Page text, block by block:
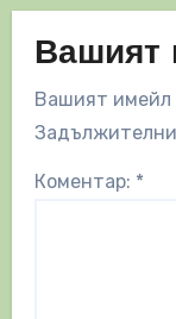
Вашият
Вашият имейл
Коментар: *